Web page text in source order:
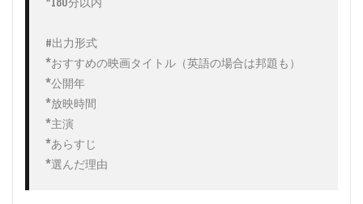
#出力形式
*おすすめの映画タイトル（英語の場合は邦題も）
*公開年
*放映時間
*主演
*あらすじ
*選んだ理由